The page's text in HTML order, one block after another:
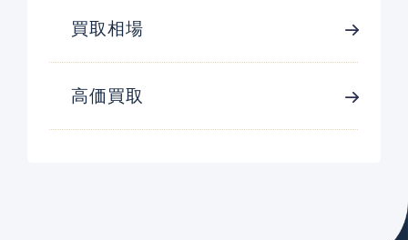
買取相場
高価買取